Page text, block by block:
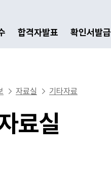
합격자발표 확인서발급
자료실 기타자료
료실